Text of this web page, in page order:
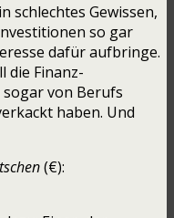
schlechtes Gewissen,
so gar
dafür aufbringe.
die Finanz-
von Berufs
haben. Und
(€):